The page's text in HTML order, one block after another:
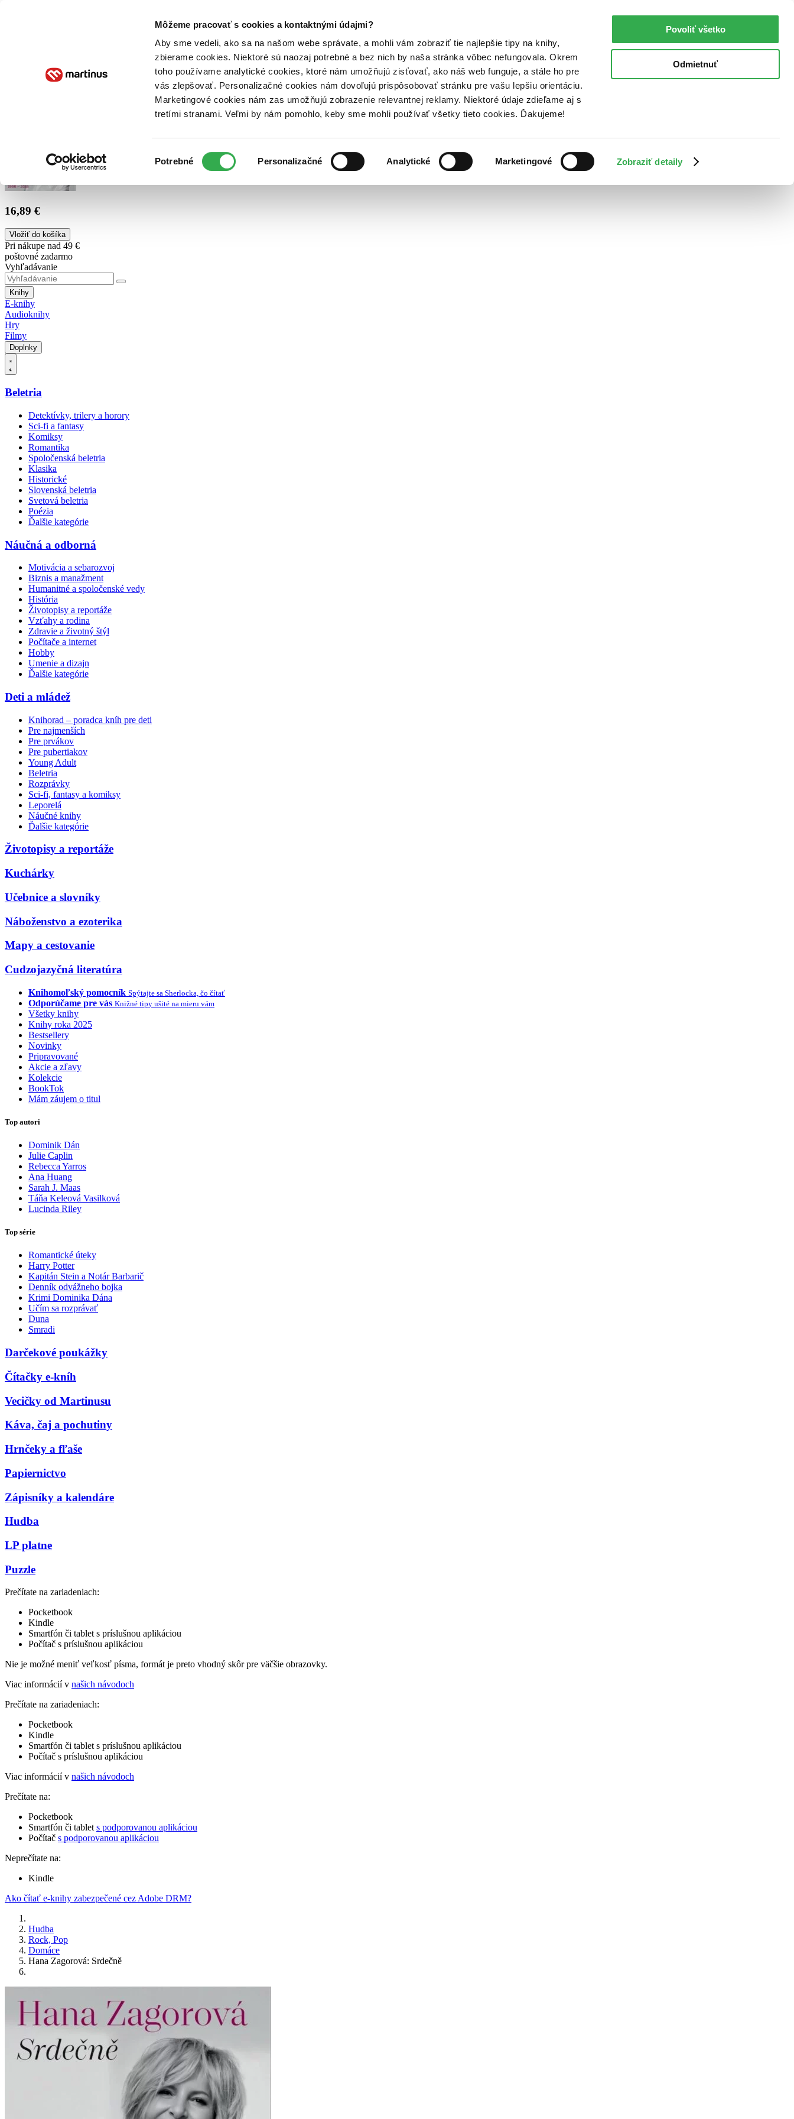
Môžeme pracovať s cookies a kontaktnými údajmi?
Aby sme vedeli, ako sa na našom webe správate, a mohli vám zobraziť tie najlepšie tipy na knihy,
zbierame cookies. Niektoré sú naozaj potrebné a bez nich by naša stránka vôbec nefungovala. Okrem
toho používame analytické cookies, ktoré nám umožňujú zisťovať, ako náš web funguje, a stále ho pre
vás zlepšovať. Personalizačné cookies nám dovoľujú prispôsobovať stránku pre vašu lepšiu orientáciu.
Marketingové cookies nám zas umožňujú zobrazenie relevantnej reklamy. Niektoré údaje zdieľame aj s
tretími stranami. Veľmi by nám pomohlo, keby sme mohli používať všetky tieto cookies. Ďakujeme!
súhlasu
Potrebné Personalizačné Analytické Marketingové Zobraziť detaily
Povoliť všetko
Odmietnuť
Poukážky Kontakt
16,89 €
Vložiť do košíka
Pri nákupe nad 49 €
poštovné zadarmo
Vyhľadávanie
Knihy
E-knihy
Audioknihy
Hry
Filmy
Doplnky
Beletria
Detektívky, trilery a horory
Sci-fi a fantasy
Komiksy
Romantika
Spoločenská beletria
Klasika
Historické
Slovenská beletria
Svetová beletria
Poézia
Ďalšie kategórie
Náučná a odborná
Motivácia a sebarozvoj
Biznis a manažment
Humanitné a spoločenské vedy
História
Životopisy a reportáže
Vzťahy a rodina
Zdravie a životný štýl
Počítače a internet
Hobby
Umenie a dizajn
Ďalšie kategórie
Deti a mládež
Knihorad – poradca kníh pre deti
Pre najmenších
Pre prvákov
Pre pubertiakov
Young Adult
Beletria
Rozprávky
Sci-fi, fantasy a komiksy
Leporelá
Náučné knihy
Ďalšie kategórie
Životopisy a reportáže
Kuchárky
Učebnice a slovníky
Náboženstvo a ezoterika
Mapy a cestovanie
Cudzojazyčná literatúra
Knihomoľský pomocník Spýtajte sa Sherlocka, čo čítať
Odporúčame pre vás Knižné tipy ušité na mieru vám
Všetky knihy
Knihy roka 2025
Bestsellery
Novinky
Pripravované
Akcie a zľavy
Kolekcie
BookTok
Mám záujem o titul
Top autori
Dominik Dán
Julie Caplin
Rebecca Yarros
Ana Huang
Sarah J. Maas
Táňa Keleová Vasilková
Lucinda Riley
Top série
Romantické úteky
Harry Potter
Kapitán Stein a Notár Barbarič
Denník odvážneho bojka
Krimi Dominika Dána
Učím sa rozprávať
Duna
Smradi
Darčekové poukážky
Čítačky e-kníh
Vecičky od Martinusu
Káva, čaj a pochutiny
Hrnčeky a fľaše
Papiernictvo
Zápisníky a kalendáre
Hudba
LP platne
Puzzle
Prečítate na zariadeniach:
Pocketbook
Kindle
Smartfón či tablet s príslušnou aplikáciou
Počítač s príslušnou aplikáciou
Nie je možné meniť veľkosť písma, formát je preto vhodný skôr pre väčšie obrazovky.
Viac informácií v našich návodoch
Prečítate na zariadeniach:
Pocketbook
Kindle
Smartfón či tablet s príslušnou aplikáciou
Počítač s príslušnou aplikáciou
Viac informácií v našich návodoch
Prečítate na:
Pocketbook
Smartfón či tablet s podporovanou aplikáciou
Počítač s podporovanou aplikáciou
Neprečítate na:
Kindle
Ako čítať e-knihy zabezpečené cez Adobe DRM?
Hudba
Rock, Pop
Domáce
Hana Zagorová: Srdečně